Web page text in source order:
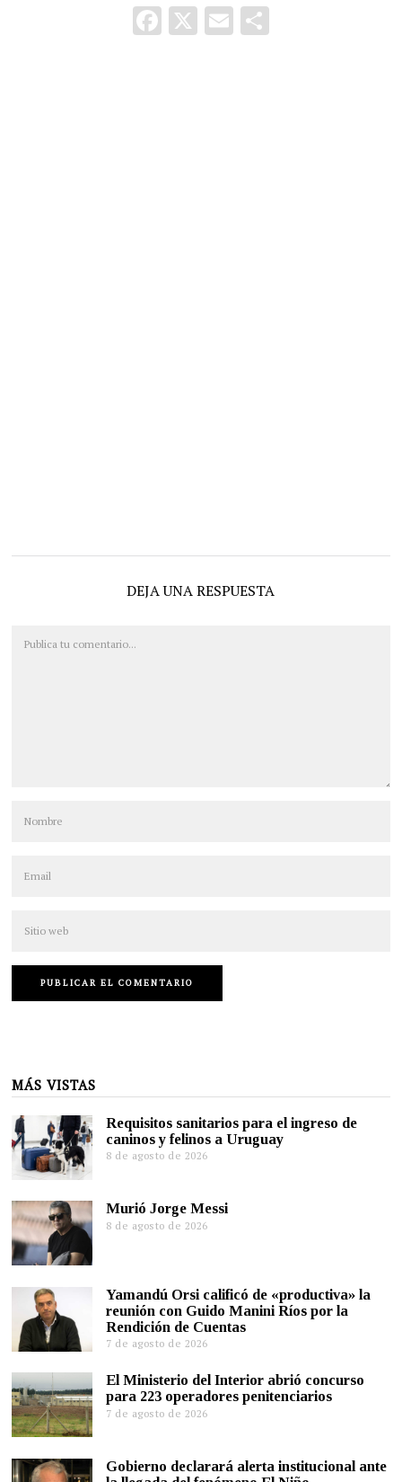
Facebook
X Email
DEJA UNA RESPUESTA
MÁS VISTAS
Requisitos sanitarios para el ingreso de
caninos y felinos a Uruguay
8 de agosto de 2026
Murió Jorge Messi
8 de agosto de 2026
Yamandú Orsi calificó de «productiva» la
reunión con Guido Manini Ríos por la
Rendición de Cuentas
7 de agosto de 2026
El Ministerio del Interior abrió concurso
para 223 operadores penitenciarios
7 de agosto de 2026
Gobierno declarará alerta institucional ante